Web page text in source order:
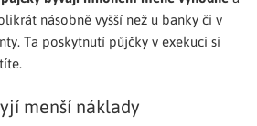
násobně vyšší než u banky či v
Ta poskytnutí půjčky v exekuci si
menší náklady